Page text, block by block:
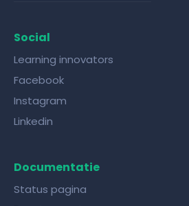
Social
Learning innovators
Facebook
Instagram
Linkedin
Documentatie
Status pagina